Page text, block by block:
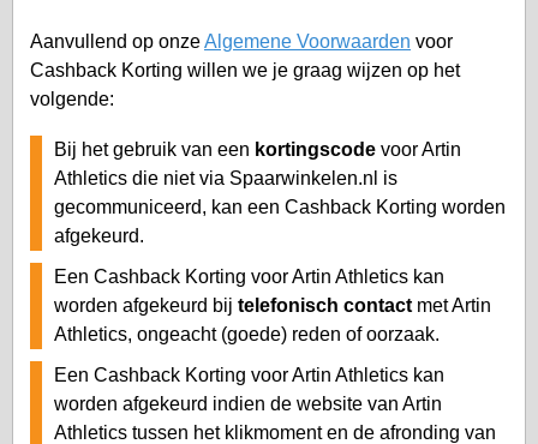
Aanvullend op onzeAlgemene Voorwaarden voor
Cashback Korting willen we je graag wijzen op het
volgende:
Bij het gebruik van een kortingscode voor Artin
Athletics die niet via Spaarwinkelen.nl is
gecommuniceerd, kan een Cashback Korting worden
afgekeurd.
Een Cashback Korting voor Artin Athletics kan
worden afgekeurd bij telefonisch contact met Artin
Athletics, ongeacht (goede) reden of oorzaak.
Een Cashback Korting voor Artin Athletics kan
worden afgekeurd indien de website van Artin
Athletics tussen het klikmoment en de afronding van